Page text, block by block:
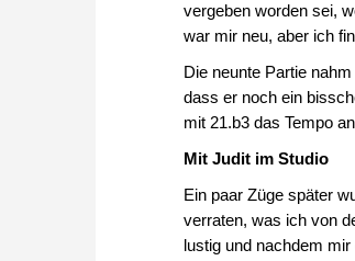
vergeben worden sei,
war mir neu, aber ich
Die neunte Partie
dass er noch ein
mit 21.b3 das Tempo
Mit Judit im Studio
Ein paar Züge später
verraten, was ich von
lustig und nachdem